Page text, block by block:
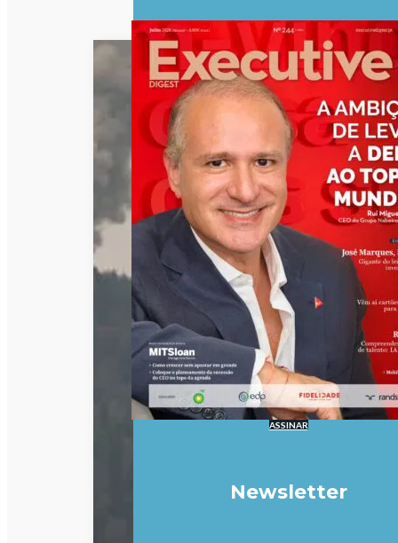
ASSINAR
Newsletter